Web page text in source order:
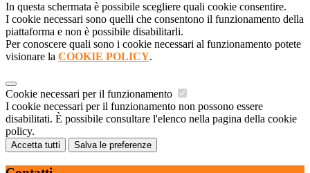
In questa schermata è possibile scegliere quali cookie consentire.
I cookie necessari sono quelli che consentono il funzionamento della
piattaforma e non è possibile disabilitarli.
Per conoscere quali sono i cookie necessari al funzionamento potete
visionare la COOKIE POLICY.
Cookie necessari per il funzionamento
I cookie necessari per il funzionamento non possono essere
disabilitati. È possibile consultare l'elenco nella pagina della cookie
policy.
Accetta tutti Salva le preferenze